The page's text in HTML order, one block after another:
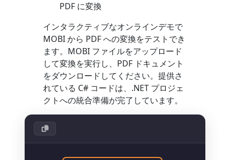
PDF に変換
インタラクティブなオンラインデモで
MOBI から PDF への変換をテストでき
ます。MOBI ファイルをアップロード
して変換を実行し、PDF ドキュメント
をダウンロードしてください。提供さ
れている C# コードは、.NET プロジェ
クトへの統合準備が完了しています。